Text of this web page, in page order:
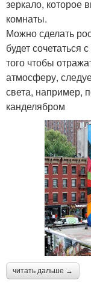
зеркало, которое
комнаты.
Можно сделать
будет сочетаться
того чтобы
атмосферу,
света, например,
канделябром
читать дальше →